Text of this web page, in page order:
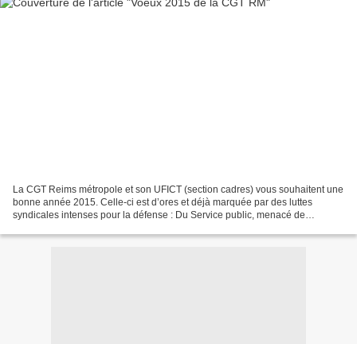
La CGT Reims métropole et son UFICT (section cadres) vous souhaitent une
bonne année 2015. Celle-ci est d’ores et déjà marquée par des luttes
syndicales intenses pour la défense : Du Service public, menacé de